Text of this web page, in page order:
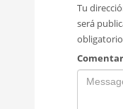
Tu
será